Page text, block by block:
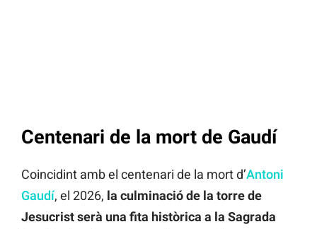
Centenari de la mort de Gaudí
Coincidint amb el centenari de la mort d’Antoni
Gaudí, el 2026, la culminació de la torre de
Jesucrist serà una fita històrica a la Sagrada